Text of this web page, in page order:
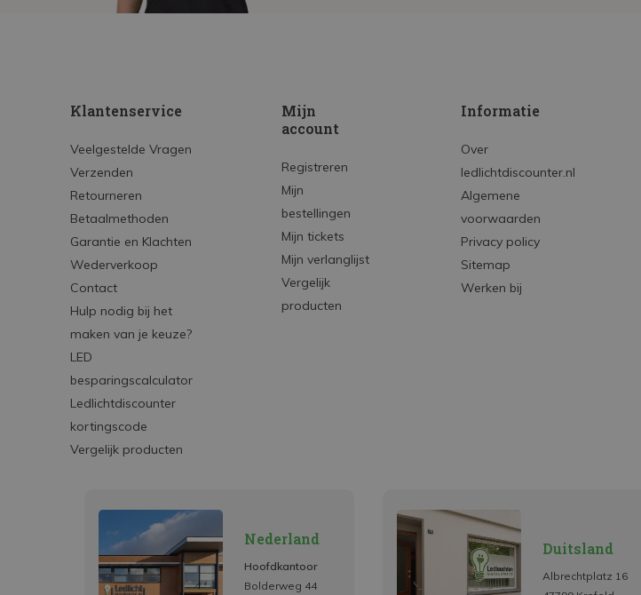
Klantenservice
Veelgestelde Vragen
Verzenden
Retourneren
Betaalmethoden
Garantie en Klachten
Wederverkoop
Contact
Hulp nodig bij het
maken van je keuze?
LED
besparingscalculator
Ledlichtdiscounter
kortingscode
Vergelijk producten
Mijn
account
Registreren
Mijn
bestellingen
Mijn tickets
Mijn verlanglijst
Vergelijk
producten
Informatie
Over
ledlichtdiscounter.nl
Algemene
voorwaarden
Privacy policy
Sitemap
Werken bij
Nederland
Hoofdkantoor
Bolderweg 44
Duitsland
Albrechtplatz 16